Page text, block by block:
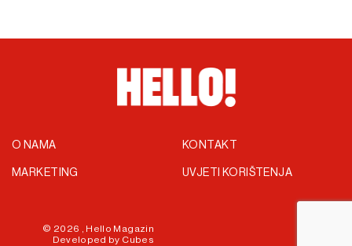
O NAMA
MARKETING
KONTAKT
UVJETI KORIŠTENJA
© 2026 , Hello Magazin
Developed by Cubes